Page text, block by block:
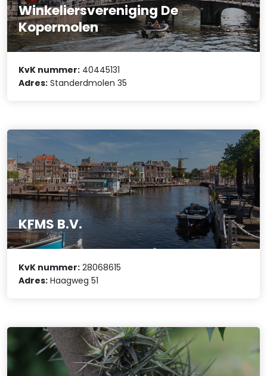
Winkeliersvereniging De
Kopermolen
KvK nummer: 40445131
Adres: Standerdmolen 35
KFMS B.V.
KvK nummer: 28068615
Adres: Haagweg 51